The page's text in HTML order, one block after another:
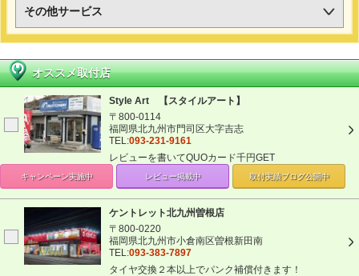
その他サービス
オススメ取付店
Style Art 【スタイルアート】
〒800-0114
福岡県北九州市門司区大字吉志
TEL:093-231-9161
レビューを書いてQUOカード千円GET
キャンペーン実施中 レビュー掲載中 取付実績ブログ公開中
ケントレット北九州曽根店
〒800-0220
福岡県北九州市小倉南区曽根新田南
TEL:093-383-7897
タイヤ交換２本以上でパンク補償付きます！